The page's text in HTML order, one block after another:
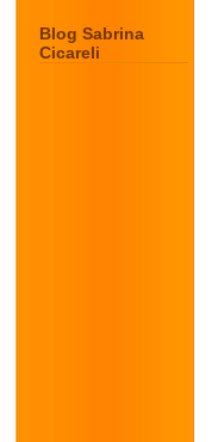
Blog Sabrina
Cicareli